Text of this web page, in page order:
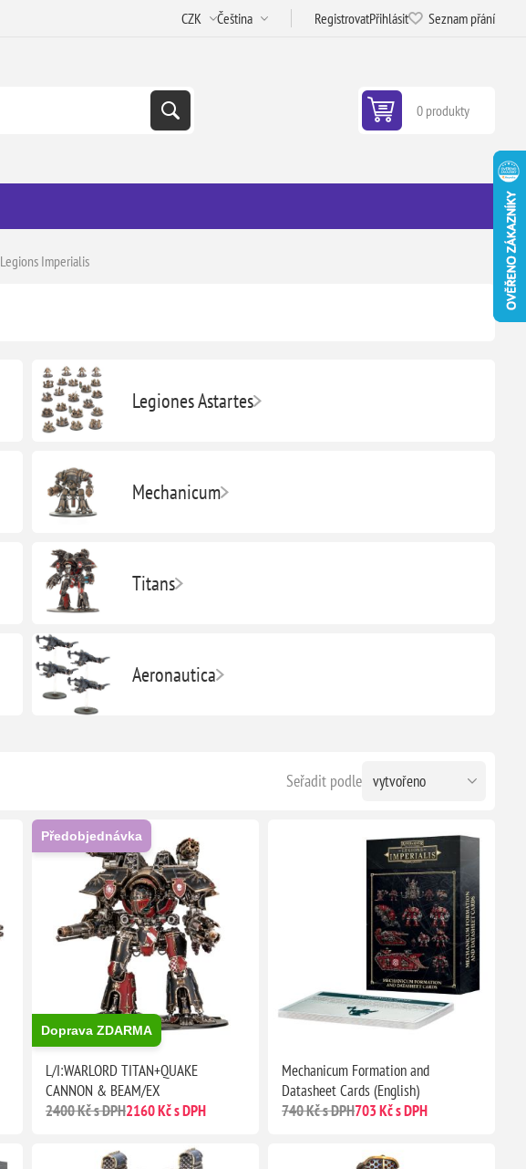
RegistrovatPřihlásit Seznam přání
0 produkty
Legions Imperialis
Legiones Astartes
Mechanicum
Titans
Aeronautica
Seřadit podle
Předobjednávka
Doprava ZDARMA
L/I:WARLORD TITAN+QUAKE
CANNON & BEAM/EX
2400 Kč s DPH2160 Kč s DPH
Mechanicum Formation and
Datasheet Cards (English)
740 Kč s DPH703 Kč s DPH